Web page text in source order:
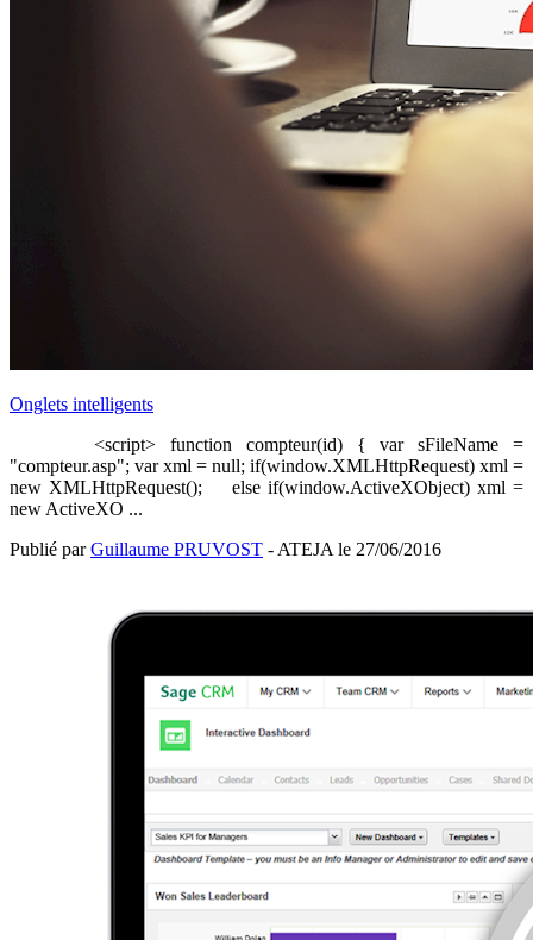
Onglets intelligents
<script> function compteur(id) { var sFileName =
"compteur.asp"; var xml = null; if(window.XMLHttpRequest) xml =
new XMLHttpRequest(); else if(window.ActiveXObject) xml =
new ActiveXO ...
Publié parGuillaume PRUVOST - ATEJA le 27/06/2016